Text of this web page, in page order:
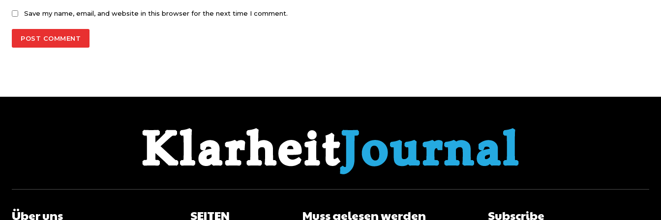
Save my name, email, and website in this browser for the next time I comment.
Über uns SEITEN Muss gelesen werden Subscribe